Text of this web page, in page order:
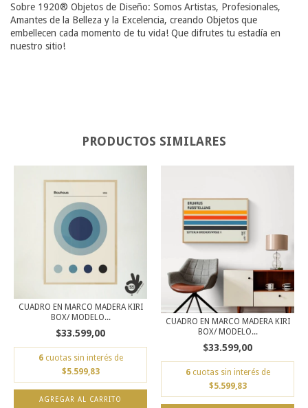
Sobre 1920® Objetos de Diseño: Somos Artistas, Profesionales,
Amantes de la Belleza y la Excelencia, creando Objetos que
embellecen cada momento de tu vida! Que difrutes tu estadía en
nuestro sitio!
PRODUCTOS SIMILARES
CUADRO EN MARCO MADERA KIRI
BOX/ MODELO...
$33.599,00
6 cuotas sin interés de
$5.599,83
AGREGAR AL CARRITO
CUADRO EN MARCO MADERA KIRI
BOX/ MODELO...
$33.599,00
6 cuotas sin interés de
$5.599,83